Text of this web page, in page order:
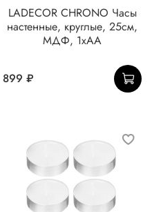
LADECOR CHRONO Часы
настенные, круглые, 25см,
МДФ, 1хАА
899 ₽